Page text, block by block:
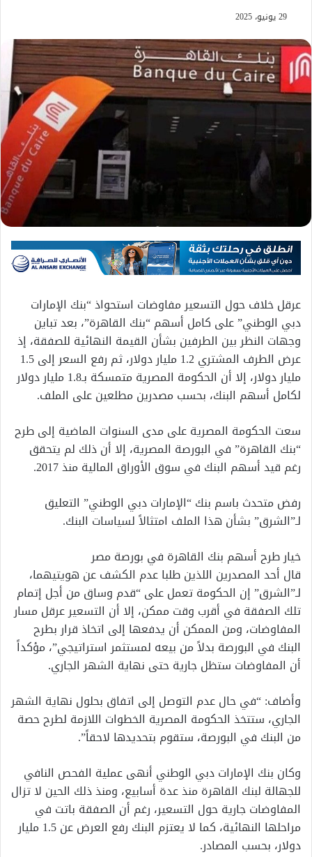
29 يونيو، 2025
عرقل خلاف حول التسعير مفاوضات استحواذ “بنك الإمارات
دبي الوطني” على كامل أسهم “بنك القاهرة”، بعد تباين
وجهات النظر بين الطرفين بشأن القيمة النهائية للصفقة، إذ
عرض الطرف المشتري 1.2 مليار دولار، ثم رفع السعر إلى 1.5
مليار دولار، إلا أن الحكومة المصرية متمسكة بـ1.8 مليار دولار
لكامل أسهم البنك، بحسب مصدرين مطلعين على الملف.
سعت الحكومة المصرية على مدى السنوات الماضية إلى طرح
“بنك القاهرة” في البورصة المصرية، إلا أن ذلك لم يتحقق
رغم قيد أسهم البنك في سوق الأوراق المالية منذ 2017.
رفض متحدث باسم بنك “الإمارات دبي الوطني” التعليق
لـ”الشرق” بشأن هذا الملف امتثالاً لسياسات البنك.
خيار طرح أسهم بنك القاهرة في بورصة مصر
قال أحد المصدرين اللذين طلبا عدم الكشف عن هويتيهما،
لـ”الشرق” إن الحكومة تعمل على “قدم وساق من أجل إتمام
تلك الصفقة في أقرب وقت ممكن، إلا أن التسعير عرقل مسار
المفاوضات، ومن الممكن أن يدفعها إلى اتخاذ قرار بطرح
البنك في البورصة بدلاً من بيعه لمستثمر استراتيجي”، مؤكداً
أن المفاوضات ستظل جارية حتى نهاية الشهر الجاري.
وأضاف: “في حال عدم التوصل إلى اتفاق بحلول نهاية الشهر
الجاري، ستتخذ الحكومة المصرية الخطوات اللازمة لطرح حصة
من البنك في البورصة، ستقوم بتحديدها لاحقاً”.
وكان بنك الإمارات دبي الوطني أنهى عملية الفحص النافي
للجهالة لبنك القاهرة منذ عدة أسابيع، ومنذ ذلك الحين لا تزال
المفاوضات جارية حول التسعير، رغم أن الصفقة باتت في
مراحلها النهائية، كما لا يعتزم البنك رفع العرض عن 1.5 مليار
دولار، بحسب المصادر.